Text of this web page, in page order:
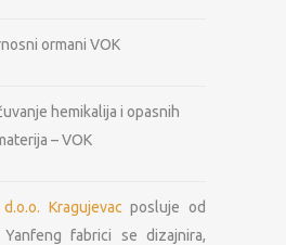
ormani VOK
Kragujevac posluje od
fabrici se dizajnira,